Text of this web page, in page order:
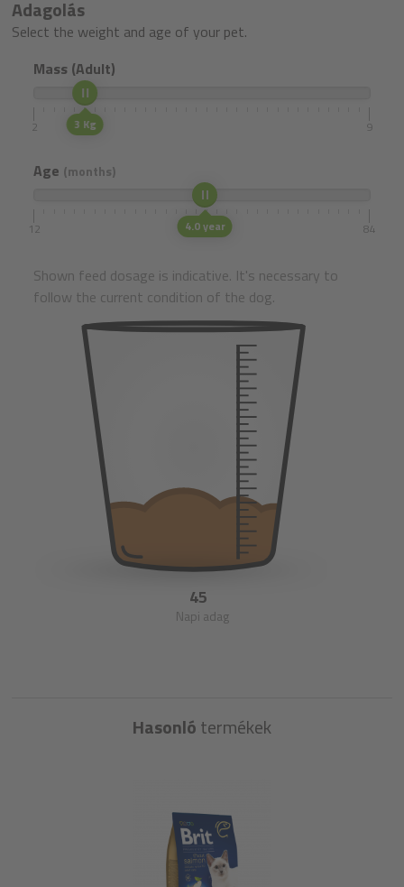
Adagolás
Select the weight and age of your pet.
Mass (Adult)
3 Kg
2 9
Age (months)
4.0 year
12 84
Shown feed dosage is indicative. It's necessary to
follow the current condition of the dog.
45
Napi adag
Hasonlótermékek